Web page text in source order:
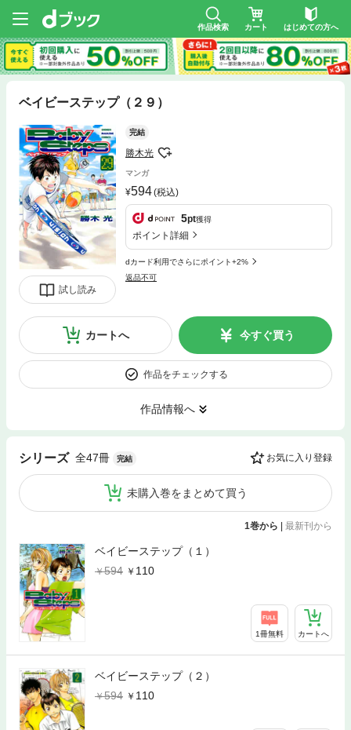
作品検索 カート はじめての方へ
ベイビーステップ（２９）
試し読み
完結
勝木光
マンガ
594(税込)
5pt獲得
ポイント詳細
dカード利用でさらにポイント+2%
返品不可
カートへ 今すぐ買う
作品をチェックする
作品情報へ
シリーズ 全47冊 完結 お気に入り登録
未購入巻をまとめて買う
1巻から 最新刊から
ベイビーステップ（１）
594
110
1冊無料 カートへ
ベイビーステップ（２）
594
110